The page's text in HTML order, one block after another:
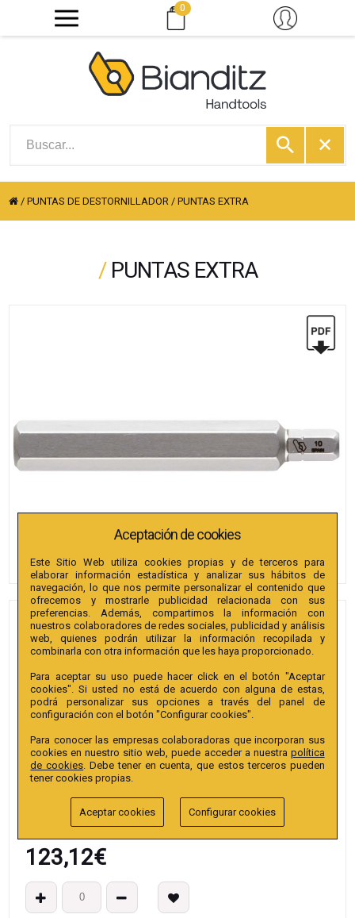
0
/PUNTAS DE DESTORNILLADOR /PUNTAS EXTRA
/ PUNTAS EXTRA
PUNTAS BIANDITZ
HEXAGONAL 14 X 30MM
Referencia:242408
Colección
Punta Hex Hex. conductor 10mm extra
EAN13:
123,12€
Aceptación de cookies
Este Sitio Web utiliza cookies propias y de terceros para
elaborar información estadística y analizar sus hábitos de
navegación, lo que nos permite personalizar el contenido que
ofrecemos y mostrarle publicidad relacionada con sus
preferencias. Además, compartimos la información con
nuestros colaboradores de redes sociales, publicidad y análisis
web, quienes podrán utilizar la información recopilada y
combinarla con otra información que les haya proporcionado.
Para aceptar su uso puede hacer click en el botón "Aceptar
cookies". Si usted no está de acuerdo con alguna de estas,
podrá personalizar sus opciones a través del panel de
configuración con el botón "Configurar cookies".
Para conocer las empresas colaboradoras que incorporan sus
cookies en nuestro sitio web, puede acceder a nuestra política
de cookies . Debe tener en cuenta, que estos terceros pueden
tener cookies propias.
Aceptar cookies Configurar cookies